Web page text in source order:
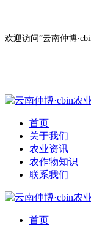
欢迎访问”云南仲博
首页
关于我们
农业资讯
农作物知识
联系我们
首页